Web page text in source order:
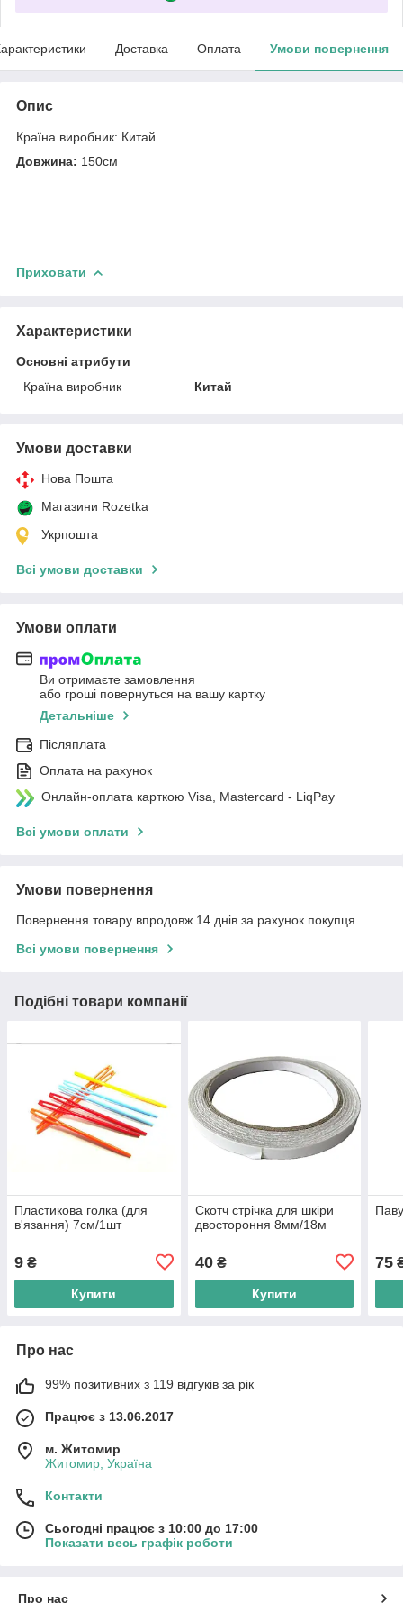
Доставка Оплата Умови повернення
Опис
Країна виробник: Китай
Довжина: 150см
Приховати
Характеристики
Основні атрибути
Країна виробник
Китай
Умови доставки
Нова Пошта
Магазини Rozetka
Укрпошта
Всі умови доставки
Умови оплати
Ви отримаєте замовлення
або гроші повернуться на вашу картку
Детальніше
Післяплата
Оплата на рахунок
Онлайн-оплата карткою Visa, Mastercard - LiqPay
Всі умови оплати
Умови повернення
Повернення товару впродовж 14 днів за рахунок покупця
Всі умови повернення
Подібні товари компанії
Пластикова голка (для
в'язання) 7см/1шт
9 ₴
Купити
Скотч стрічка для шкіри
двостороння 8мм/18м
40₴
Купити
75
Про нас
99% позитивних з 119 відгуків за рік
Працює з 13.06.2017
м. Житомир
Житомир, Україна
Контакти
Сьогодні працює з 10:00 до 17:00
Показати весь графік роботи
Про нас